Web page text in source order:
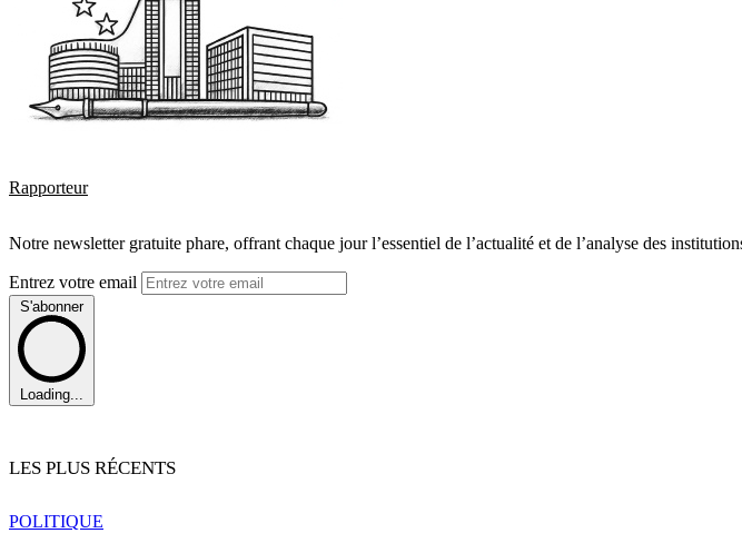
Rapporteur
Notre newsletter gratuite phare, offrant chaque jour l’essentiel de l’actualité et de l’analyse des
Entrez votre email
S'abonner
Loading...
LES PLUS RÉCENTS
POLITIQUE